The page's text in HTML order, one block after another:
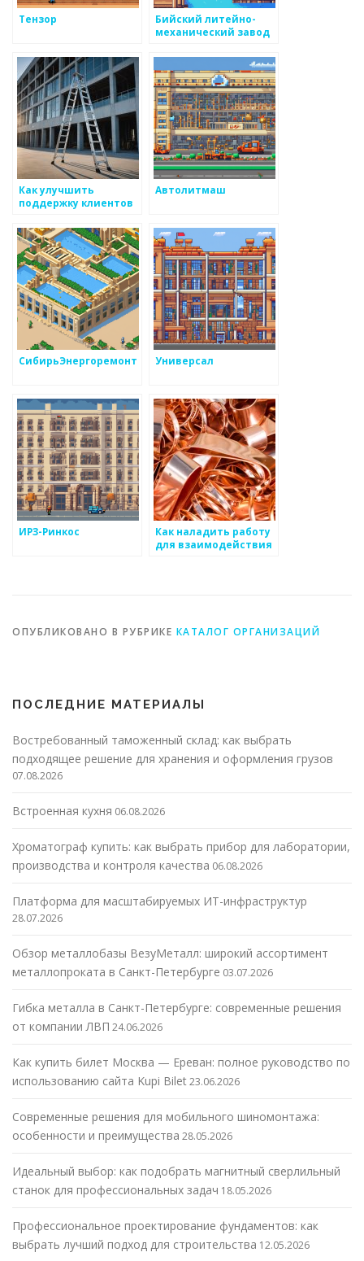
Тензор
Бийский литейно-
механический завод
Как улучшить
поддержку клиентов
металоизделиям
Автолитмаш
СибирьЭнергоремонт Универсал
ИРЗ-Ринкос
Как наладить работу
для взаимодействия
ОПУБЛИКОВАНО В РУБРИКЕ КАТАЛОГ ОРГАНИЗАЦИЙ
ПОСЛЕДНИЕ МАТЕРИАЛЫ
Востребованный таможенный склад: как выбрать
подходящее решение для хранения и оформления грузов
07.08.2026
Встроенная кухня 06.08.2026
Хроматограф купить: как выбрать прибор для лаборатории,
производства и контроля качества 06.08.2026
Платформа для масштабируемых ИТ-инфраструктур
28.07.2026
Обзор металлобазы ВезуМеталл: широкий ассортимент
металлопроката в Санкт-Петербурге 03.07.2026
Гибка металла в Санкт-Петербурге: современные решения
от компании ЛВП 24.06.2026
Как купить билет Москва — Ереван: полное руководство по
использованию сайта Kupi Bilet23.06.2026
Современные решения для мобильного шиномонтажа:
особенности и преимущества 28.05.2026
Идеальный выбор: как подобрать магнитный сверлильный
станок для профессиональных задач 18.05.2026
Профессиональное проектирование фундаментов: как
выбрать лучший подход для строительства 12.05.2026